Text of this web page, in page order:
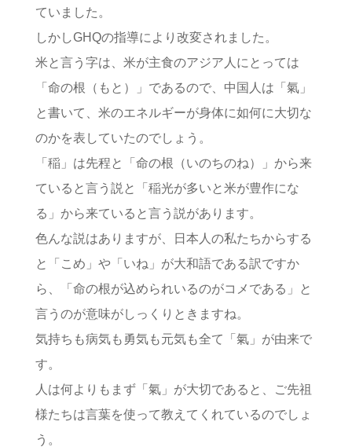
ていました。
しかしGHQの指導により改変されました。
米と言う字は、米が主食のアジア人にとっては
「命の根（もと）」であるので、中国人は「氣」
と書いて、米のエネルギーが身体に如何に大切な
のかを表していたのでしょう。
「稲」は先程と「命の根（いのちのね）」から来
ていると言う説と「稲光が多いと米が豊作にな
る」から来ていると言う説があります。
色んな説はありますが、日本人の私たちからする
と「こめ」や「いね」が大和語である訳ですか
ら、「命の根が込められいるのがコメである」と
言うのが意味がしっくりときますね。
気持ちも病気も勇気も元気も全て「氣」が由来で
す。
人は何よりもまず「氣」が大切であると、ご先祖
様たちは言葉を使って教えてくれているのでしょ
う。